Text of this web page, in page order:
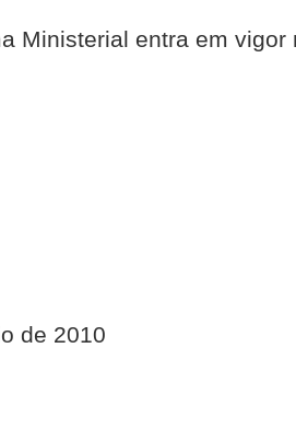
Ministerial entra em vigor
de 2010